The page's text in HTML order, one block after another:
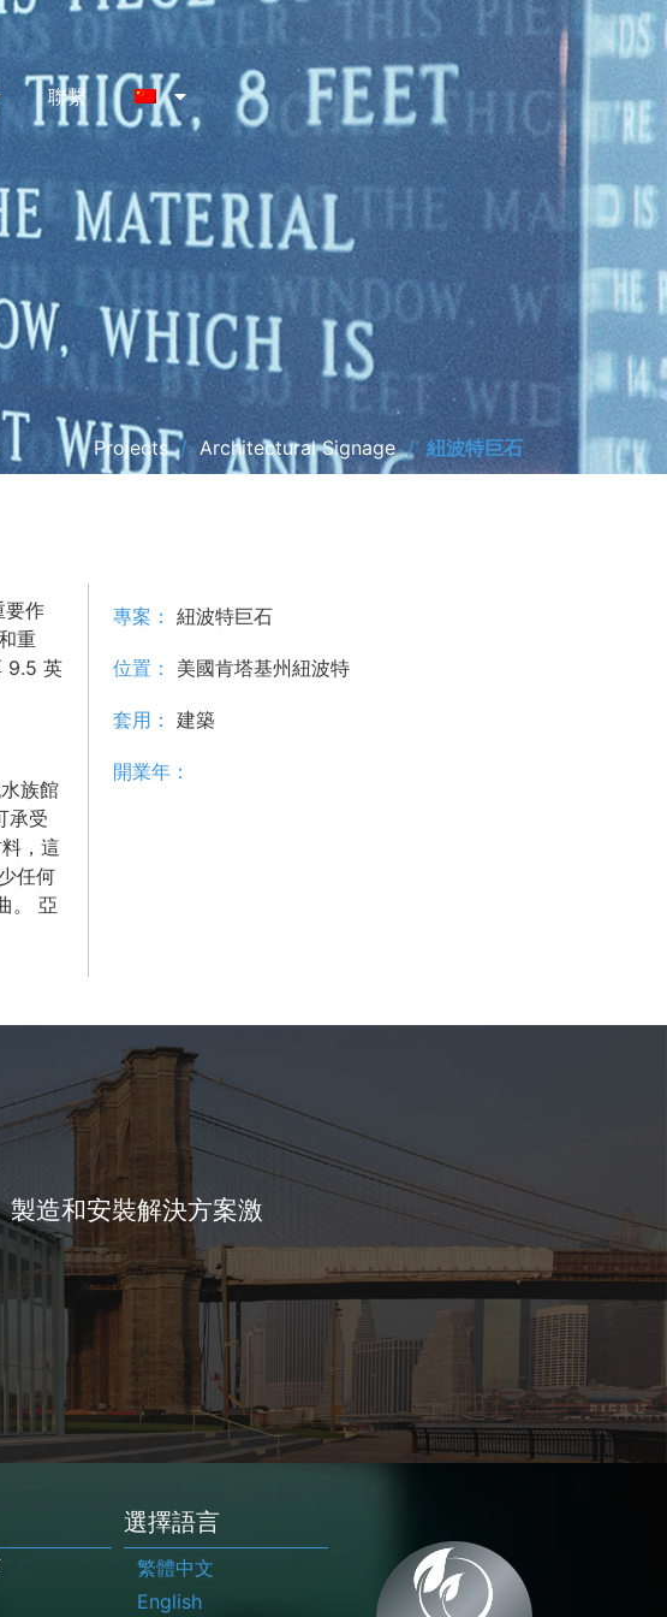
聯繫
Projects / Architectural Signage / 紐波特巨石
要作
重
9.5 英
族館
承受
，這
任何
。 亞
專案： 紐波特巨石
位置： 美國肯塔基州紐波特
套用： 建築
開業年：
造和安裝解決方案激
選擇語言
繁體中文
English